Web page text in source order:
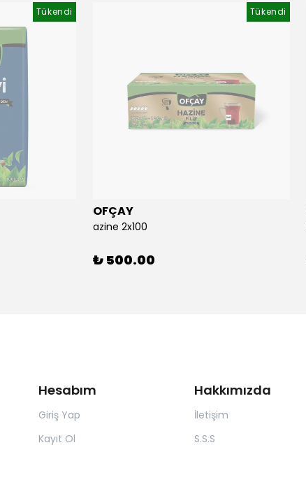
Tükendi Tükendi
OFÇAY
azine 2x100
₺ 500.00
Hesabım
Giriş Yap
Kayıt Ol
Hakkımızda
İletişim
S.S.S